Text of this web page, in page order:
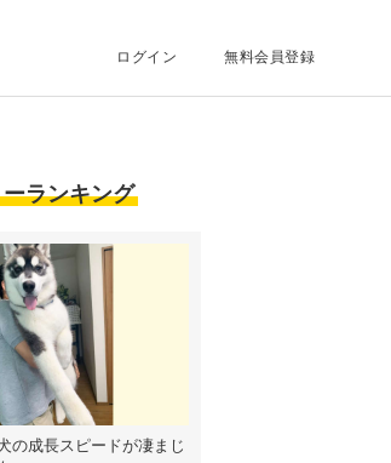
ログイン 無料会員登録
ランキング
の成長スピードが凄まじ